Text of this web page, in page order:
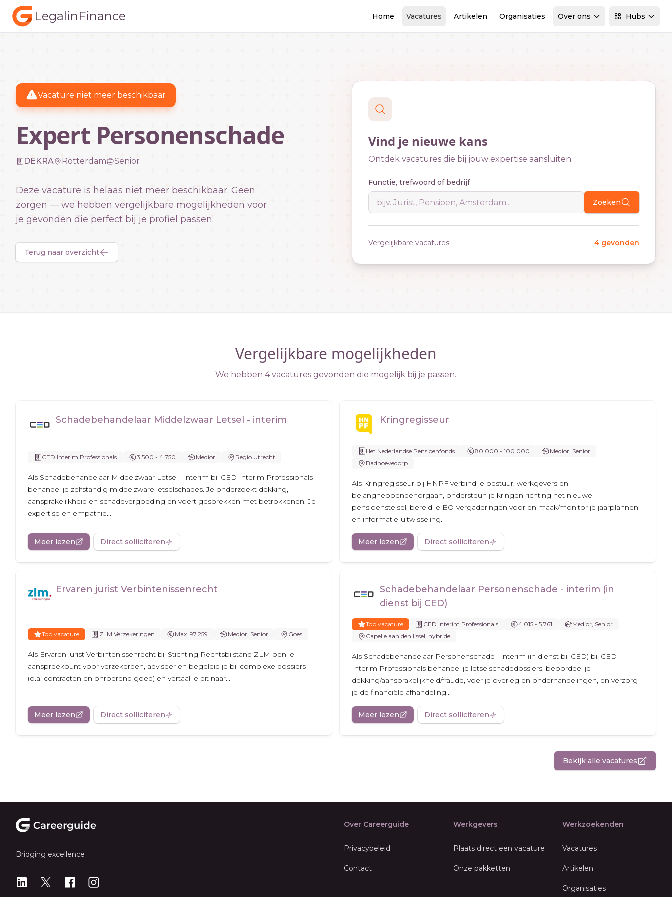
LegalinFinance Home Vacatures Artikelen Organisaties Over ons Hubs
Vacature niet meer beschikbaar
Expert Personenschade
DEKRA Rotterdam Senior
Deze vacature is helaas niet meer beschikbaar. Geen
zorgen — we hebben vergelijkbare mogelijkheden voor
je gevonden die perfect bij je profiel passen.
Terug naar overzicht
Vind je nieuwe kans
Ontdek vacatures die bij jouw expertise aansluiten
Functie, trefwoord of bedrijf
Zoeken
Vergelijkbare vacatures 4 gevonden
Vergelijkbare mogelijkheden
We hebben 4 vacatures gevonden die mogelijk bij je passen.
Schadebehandelaar Middelzwaar Letsel - interim
CED Interim Professionals 3.500 - 4.750 Medior Regio Utrecht
Als Schadebehandelaar Middelzwaar Letsel - interim bij CED Interim Professionals
behandel je zelfstandig middelzware letselschades. Je onderzoekt dekking,
aansprakelijkheid en schadevergoeding en voert gesprekken met betrokkenen. Je
expertise en empathie...
Meer lezen Direct solliciteren
Kringregisseur
Het Nederlandse Pensioenfonds 80.000 - 100.000
Medior, Senior
Badhoevedorp
Als Kringregisseur bij HNPF verbind je bestuur, werkgevers en
belanghebbendenorgaan, ondersteun je kringen richting het nieuwe
pensioenstelsel, bereid je BO-vergaderingen voor en maak/monitor je jaarplannen
en informatie-uitwisseling.
Meer lezen Direct solliciteren
Ervaren jurist Verbintenissenrecht
Top vacature ZLM Verzekeringen Max. 97.259 Medior, Senior Goes
Als Ervaren jurist Verbintenissenrecht bij Stichting Rechtsbijstand ZLM ben je
aanspreekpunt voor verzekerden, adviseer en begeleid je bij complexe dossiers
(o.a. contracten en onroerend goed) en vertaal je dit naar...
Meer lezen Direct solliciteren
Schadebehandelaar Personenschade - interim (in
dienst bij CED)
Top vacature CED Interim Professionals 4.015 - 5.761
Medior, Senior
Capelle aan den Ijssel, hybride
Als Schadebehandelaar Personenschade - interim (in dienst bij CED) bij CED
Interim Professionals behandel je letselschadedossiers, beoordeel je
dekking/aansprakelijkheid/fraude, voer je overleg en onderhandelingen, en verzorg
je de financiële afhandeling...
Meer lezen Direct solliciteren
Bekijk alle vacatures
Bridging excellence
LinkedIn
X Instagram
Over Careerguide
Privacybeleid
Contact
Werkgevers
Plaats direct een vacature
Onze pakketten
Werkzoekenden
Vacatures
Artikelen
Organisaties